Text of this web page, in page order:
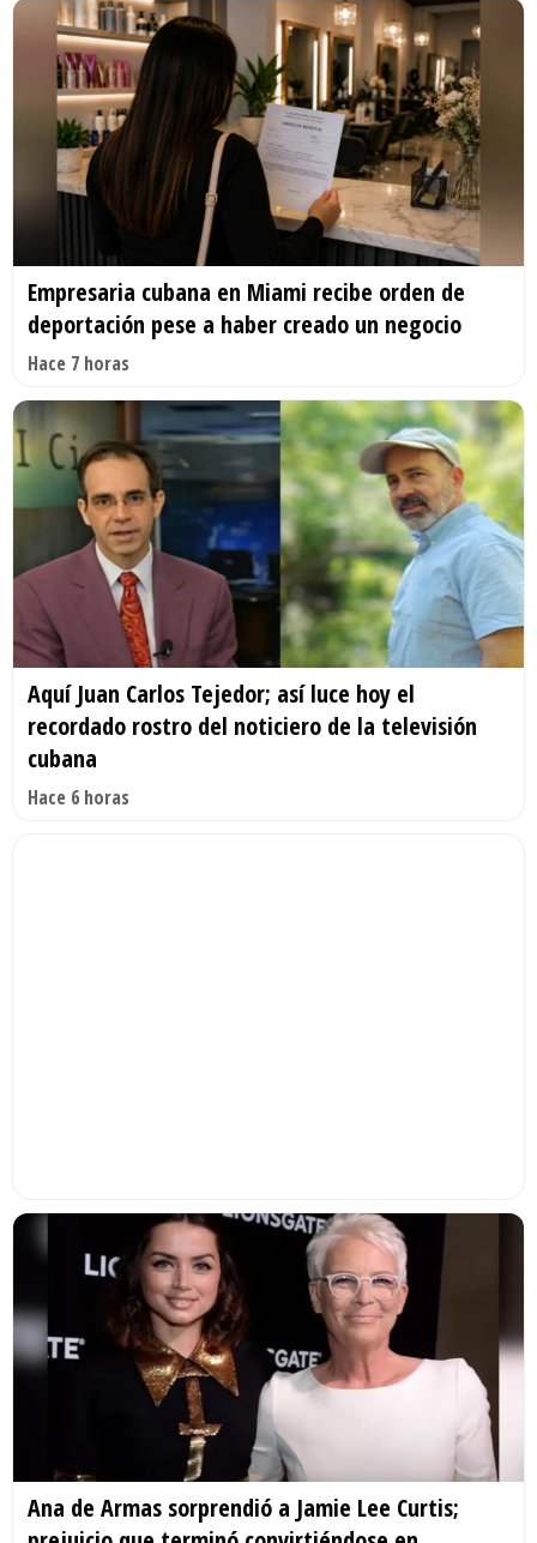
Empresaria cubana en Miami recibe orden de
deportación pese a haber creado un negocio
Hace 7 horas
Aquí Juan Carlos Tejedor; así luce hoy el
recordado rostro del noticiero de la televisión
cubana
Hace 6 horas
Ana de Armas sorprendió a Jamie Lee Curtis;